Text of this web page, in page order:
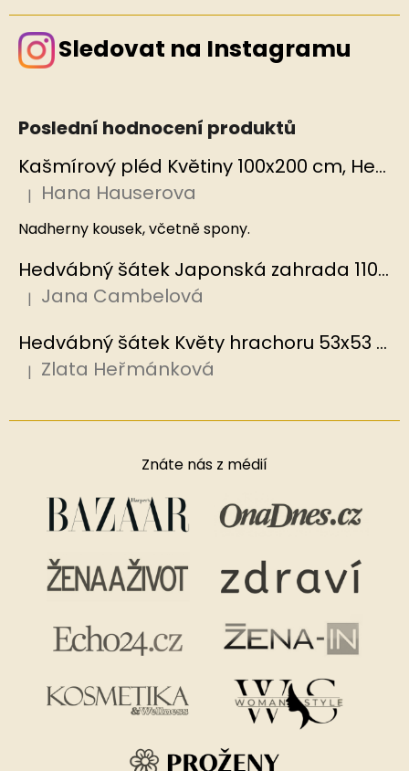
Sledovat na Instagramu
Poslední hodnocení produktů
Kašmírový pléd Květiny 100x200 cm, Hedvábný svět
Hodnocení produktu je 5 z 5 hvězdiček.
| Hana Hauserova
Nadherny kousek, včetně spony.
Hedvábný šátek Japonská zahrada 110x110 cm v dárkovém balení, HEDVÁBNÝ SVĚT
Hodnocení produktu je 5 z 5 hvězdiček.
| Jana Cambelová
Hedvábný šátek Květy hrachoru 53x53 cm v dárkovém balení, HEDVÁBNÝ SVĚT
Hodnocení produktu je 5 z 5 hvězdiček.
| Zlata Heřmánková
Znáte nás z médií